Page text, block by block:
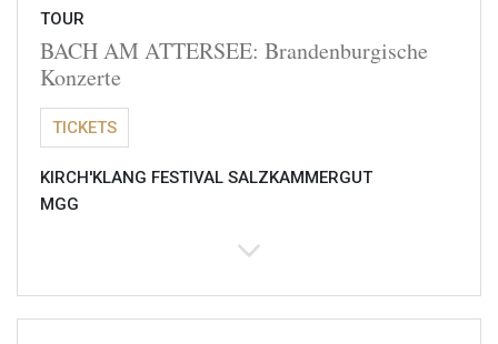
TOUR
BACH AM ATTERSEE: Brandenburgische
Konzerte
TICKETS
KIRCH'KLANG FESTIVAL SALZKAMMERGUT
MGG